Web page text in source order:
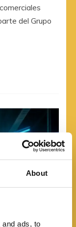
About
ads, to
del Grupo